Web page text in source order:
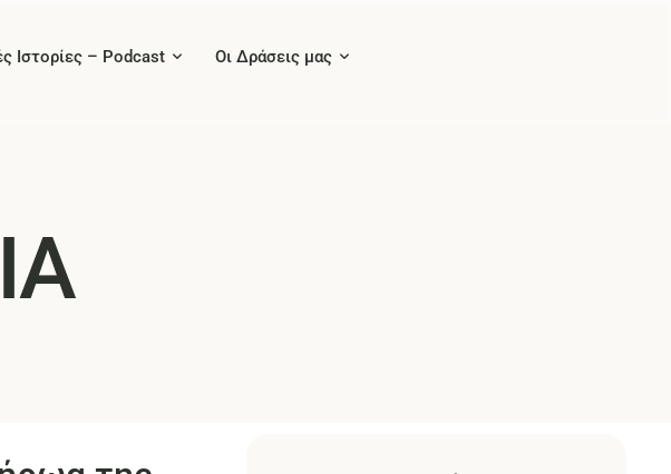
Ιστορίες – Podcast
Οι Δράσεις μας